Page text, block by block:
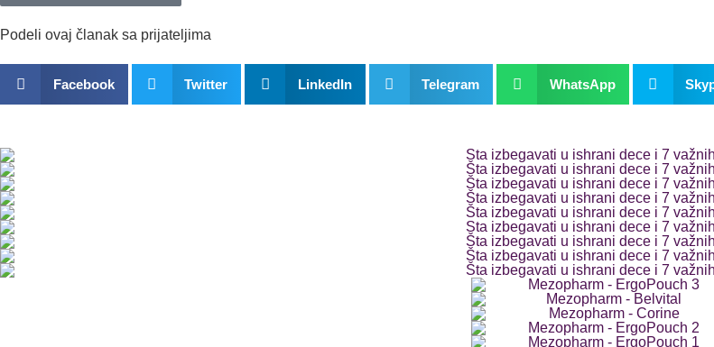
Podeli ovaj članak sa prijateljima
Facebook Twitter LinkedIn Telegram WhatsApp